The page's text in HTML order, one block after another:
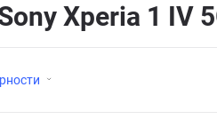
Xperia 1 IV